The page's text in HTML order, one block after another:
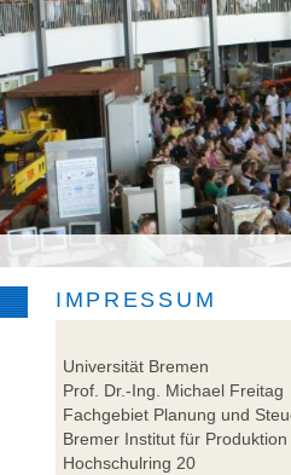
IMPRESSUM
Universität Bremen
Prof. Dr.-Ing. Michael Freitag
Fachgebiet Planung und
Bremer Institut für
Hochschulring 20